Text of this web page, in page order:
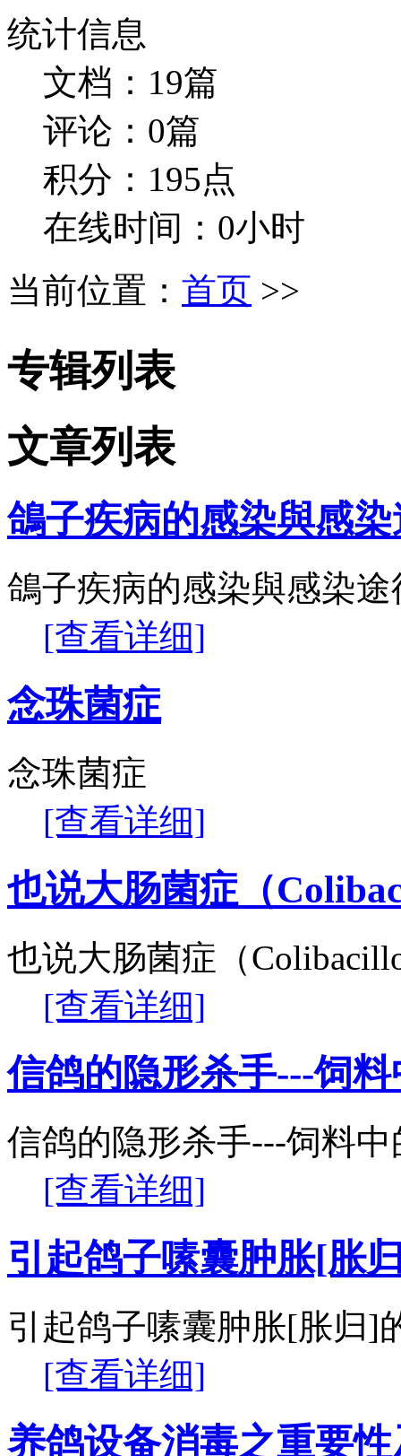
统计信息
文档：19篇
评论：0篇
积分：195点
在线时间：0小时
当前位置： 首页 >>
专辑列表
文章列表
鴿子疾病的感染與感
鴿子疾病的感染與感染途
[查看详细]
念珠菌症
念珠菌症
[查看详细]
也说大肠菌症（
也说大肠菌症（
[查看详细]
信鸽的隐形杀手---饲
信鸽的隐形杀手---饲料
[查看详细]
引起鸽子嗉囊肿胀[胀
引起鸽子嗉囊肿胀[胀归]
[查看详细]
养鸽设备消毒之重要